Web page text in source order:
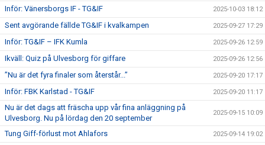
Inför: Vänersborgs IF - TG&IF 2025-10-03 18:12
Sent avgörande fällde TG&IF i kvalkampen 2025-09-27 17:29
Inför: TG&IF – IFK Kumla 2025-09-26 12:59
Ikväll: Quiz på Ulvesborg för giffare 2025-09-26 12:56
”Nu är det fyra finaler som återstår...” 2025-09-20 17:17
Inför: FBK Karlstad - TG&IF 2025-09-20 11:17
Nu är det dags att fräscha upp vår fina anläggning på
Ulvesborg. Nu på lördag den 20 september
2025-09-15 10:09
Tung Giff-förlust mot Ahlafors 2025-09-14 19:02